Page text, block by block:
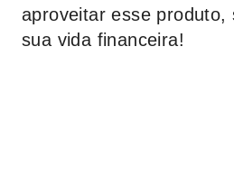
aproveitar esse produto,
sua vida financeira!